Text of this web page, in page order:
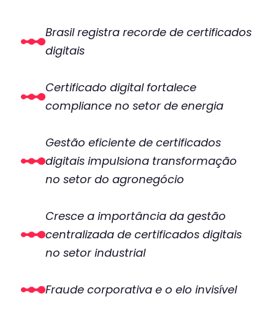
Brasil registra recorde de certificados
digitais
Certificado digital fortalece
compliance no setor de energia
Gestão eficiente de certificados
digitais impulsiona transformação
no setor do agronegócio
Cresce a importância da gestão
centralizada de certificados digitais
no setor industrial
Fraude corporativa e o elo invisível